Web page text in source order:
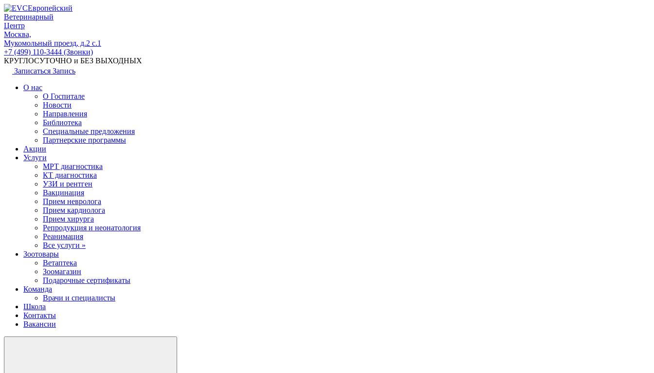
Европейский
Ветеринарный
Центр
Москва,
Мукомольный проезд, д.2 с.1
+7 (499) 110-3444 (Звонки)
КРУГЛОСУТОЧНО и БЕЗ ВЫХОДНЫХ
Записаться Запись
О нас
О Госпитале
Новости
Направления
Библиотека
Специальные предложения
Партнерские программы
Акции
Услуги
МРТ диагностика
КТ диагностика
УЗИ и рентген
Вакцинация
Прием невролога
Прием кардиолога
Прием хирурга
Репродукция и неонатология
Реанимация
Все услуги »
Зоотовары
Ветаптека
Зоомагазин
Подарочные сертификаты
Команда
Врачи и специалисты
Школа
Контакты
Вакансии